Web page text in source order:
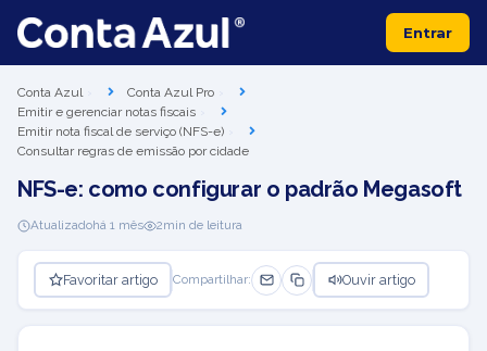
Entrar
Conta Azul
Conta Azul Pro
Emitir e gerenciar notas fiscais
Emitir nota fiscal de serviço (NFS-e)
Consultar regras de emissão por cidade
NFS-e: como configurar o padrão Megasoft
Atualizadohá 1 mês 2min de leitura
Favoritar artigo Compartilhar: Ouvir artigo